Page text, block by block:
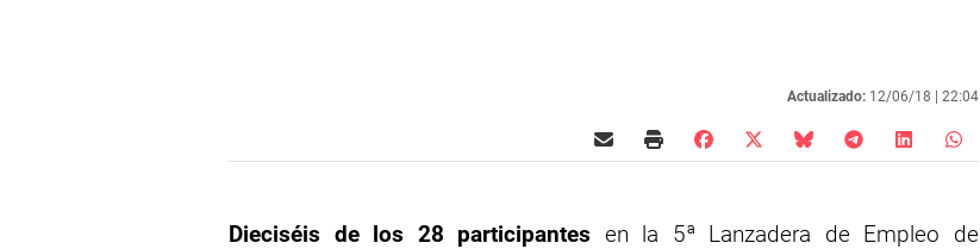
Actualizado: 12/06/18 | 22:04
Dieciséis de los 28 participantes en la 5ª Lanzadera de Empleo de